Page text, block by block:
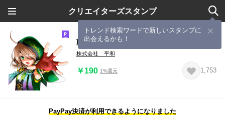
クリエイターズスタンプ
トレンド検索ワードで新しいスタンプに
出会えるかも！
戦国乙女のスタンプ～第四弾～
株式会社 平和
￥190 1%還元 1,753
PayPay決済が利用できるようになりました